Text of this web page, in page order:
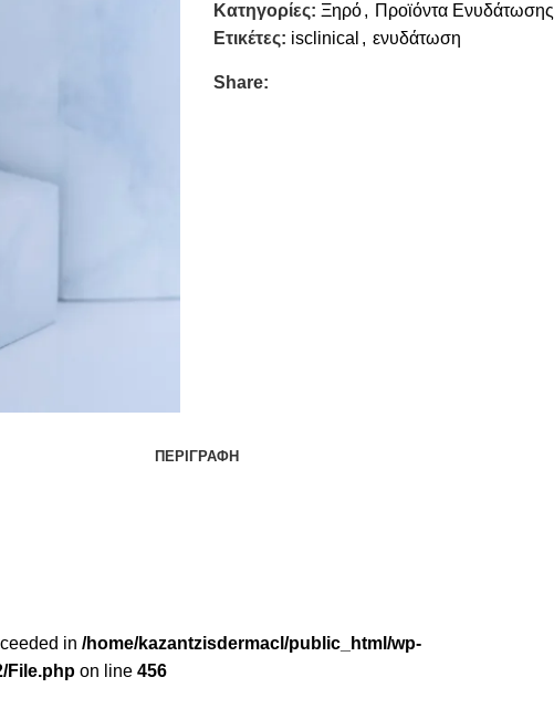
Κατηγορίες: Ξηρό, Προϊόντα Ενυδάτωσης
Ετικέτες: isclinical , ενυδάτωση
Share:
ΠΕΡΙΓΡΑΦΉ
in /home/kazantzisdermacl/public_html/wp-
File.php on line 456